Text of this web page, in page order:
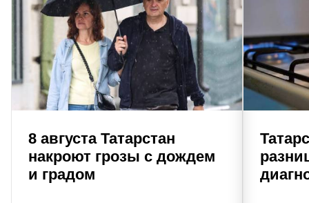
8 августа Татарстан
накроют грозы с дождем
и градом